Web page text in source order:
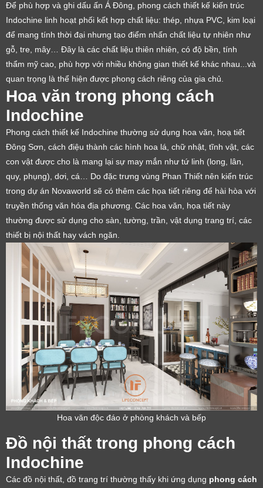
Để phù hợp và ghi dấu ấn Á Đông, phong cách thiết kế kiến trúc
Indochine linh hoạt phối kết hợp chất liệu: thép, nhựa PVC, kim loại
để mang tính thời đại nhưng tạo điểm nhấn chất liệu tự nhiên như
gỗ, tre, mây… Đây là các chất liệu thiên nhiên, có độ bền, tính
thẩm mỹ cao, phù hợp với nhiều không gian thiết kế khác nhau...và
quan trọng là thể hiện được phong cách riêng của gia chủ.
Hoa văn trong phong cách
Indochine
Phong cách thiết kế Indochine thường sử dụng hoa văn, hoạ tiết
Đông Sơn, cách điệu thành các hình hoa lá, chữ nhật, tĩnh vật, các
con vật được cho là mang lại sự may mắn như tứ linh (long, lân,
quy, phụng), dơi, cá… Do đặc trưng vùng Phan Thiết nên kiến trúc
trong dự án Novaworld sẽ có thêm các họa tiết riêng để hài hòa với
truyền thống văn hóa địa phương. Các hoa văn, họa tiết này
thường được sử dụng cho sàn, tường, trần, vật dụng trang trí, các
thiết bị nội thất hay vách ngăn.
Hoa văn độc đáo ở phòng khách và bếp
Đồ nội thất trong phong cách
Indochine
Các đồ nội thất, đồ trang trí thường thấy khi ứng dụng phong cách